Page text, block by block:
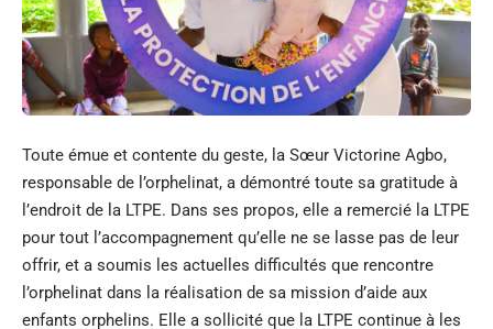
Toute émue et contente du geste, la Sœur Victorine Agbo,
responsable de l’orphelinat, a démontré toute sa gratitude à
l’endroit de la LTPE. Dans ses propos, elle a remercié la LTPE
pour tout l’accompagnement qu’elle ne se lasse pas de leur
offrir, et a soumis les actuelles difficultés que rencontre
l’orphelinat dans la réalisation de sa mission d’aide aux
enfants orphelins. Elle a sollicité que la LTPE continue à les